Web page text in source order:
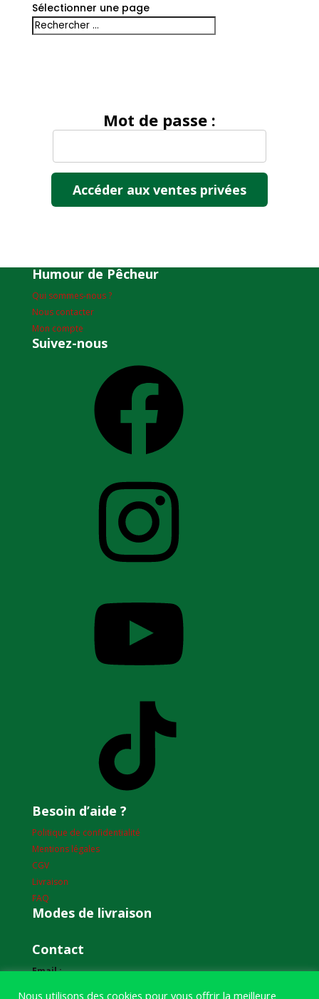
Sélectionner une page
Mot de passe :
Humour de Pêcheur
Qui sommes-nous ?
Nous contacter
Mon compte
Suivez-nous
Besoin d’aide ?
Politique de confidentialité
Mentions légales
CGV
Livraison
FAQ
Modes de livraison
Contact
Email :
Nous utilisons des cookies pour vous offrir la meilleure